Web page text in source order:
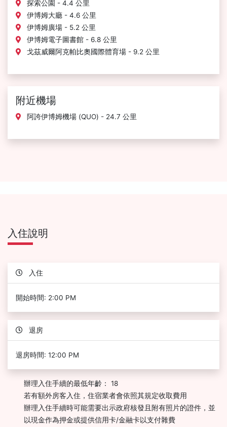
探索公園 - 4.4 公里
伊博姆大廳 - 4.6 公里
伊博姆廣場 - 5.2 公里
伊博姆電子圖書館 - 6.8 公里
戈茲威爾阿克帕比奧國際體育場 - 9.2 公里
附近機場
阿誇伊博姆機場 (QUO) - 24.7 公里
入住說明
入住
開始時間: 2:00 PM
退房
退房時間: 12:00 PM
辦理入住手續的最低年齡： 18
若有額外房客入住，住宿業者會依照其規定收取費用
辦理入住手續時可能需要出示政府核發且附有照片的證件，並
以現金作為押金或提供信用卡/金融卡以支付雜費